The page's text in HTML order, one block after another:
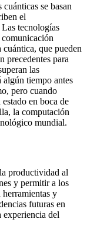
se basan
el
tecnologías
que pueden
precedentes para
las
algún tiempo antes
pero cuando
en boca de
la computación
mundial.
productividad al
y permitir a los
herramientas y
futuras en
experiencia del